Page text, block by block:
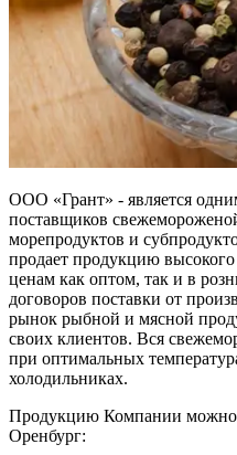
ООО «Грант» - является
поставщиков
морепродуктов и
продает продукцию
ценам как оптом, так и в
договоров поставки от
рынок рыбной и мясной
своих клиентов. Вся
при оптимальных
холодильниках.
Продукцию Компании можно
Оренбург: